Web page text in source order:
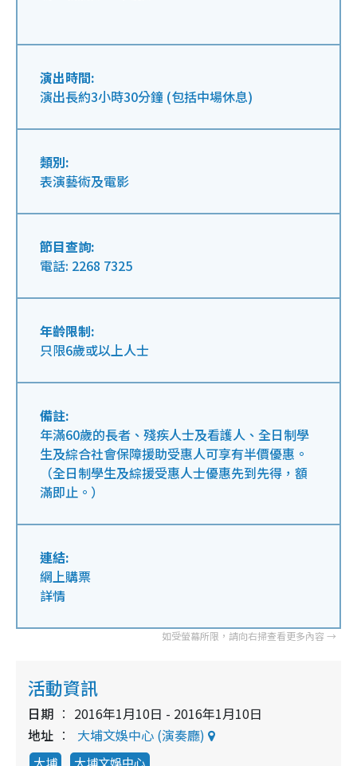
演出時間:
演出長約3小時30分鐘 (包括中場休息)
類別:
表演藝術及電影
節目查詢:
電話: 2268 7325
年齡限制:
只限6歲或以上人士
備註:
年滿60歲的長者、殘疾人士及看護人、全日制學
生及綜合社會保障援助受惠人可享有半價優惠。
（全日制學生及綜援受惠人士優惠先到先得，額
滿即止。）
連結:
網上購票
詳情
活動資訊
日期
2016年1月10日 - 2016年1月10日
地址
大埔文娛中心 (演奏廳)
大埔 大埔文娛中心